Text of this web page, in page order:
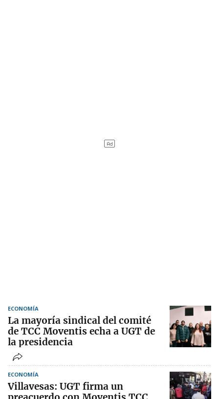
ECONOMÍA
La mayoría sindical del comité
de TCC Moventis echa a UGT de
la presidencia
ECONOMÍA
Villavesas: UGT firma un